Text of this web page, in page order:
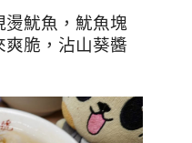
燙魷魚，魷魚塊
爽脆，沾山葵醬